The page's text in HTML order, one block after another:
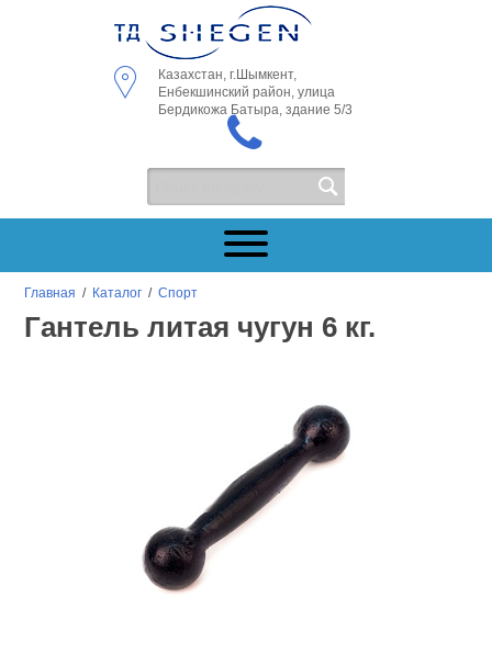
Казахстан, г.Шымкент,
Енбекшинский район, улица
Бердикожа Батыра, здание 5/3
Главная / Каталог /Спорт
Гантель литая чугун 6 кг.